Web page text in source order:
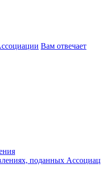
Вам отвечает
поданных